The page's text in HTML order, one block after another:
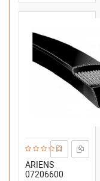
ARIENS
07206600